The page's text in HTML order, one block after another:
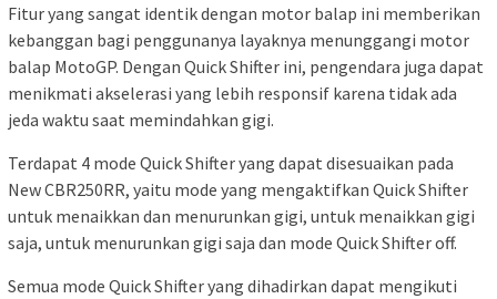
Fitur yang sangat identik dengan motor balap ini memberikan
kebanggan bagi penggunanya layaknya menunggangi motor
balap MotoGP. Dengan Quick Shifter ini, pengendara juga dapat
menikmati akselerasi yang lebih responsif karena tidak ada
jeda waktu saat memindahkan gigi.
Terdapat 4 mode Quick Shifter yang dapat disesuaikan pada
New CBR250RR, yaitu mode yang mengaktifkan Quick Shifter
untuk menaikkan dan menurunkan gigi, untuk menaikkan gigi
saja, untuk menurunkan gigi saja dan mode Quick Shifter off.
Semua mode Quick Shifter yang dihadirkan dapat mengikuti